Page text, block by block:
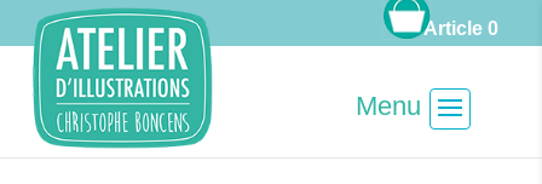
Article 0